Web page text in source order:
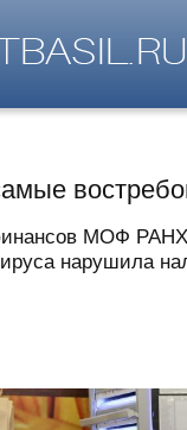
МОФ
нарушила